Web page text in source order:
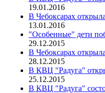
19.01.2016
В Чебоксарах
13.01.2016
"Особенные" дети
29.12.2015
В Чебоксарах
28.12.2015
В КВЦ "Радуга"
25.12.2015
В КВЦ "Радуга"